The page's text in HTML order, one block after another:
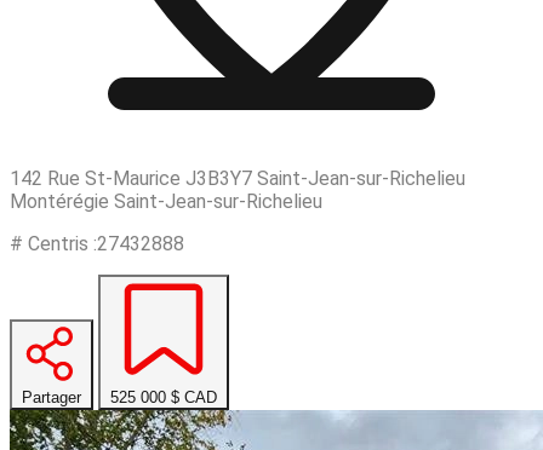
142 Rue St-Maurice J3B3Y7 Saint-Jean-sur-Richelieu
Montérégie Saint-Jean-sur-Richelieu
# Centris :27432888
Partager 525 000 $ CAD